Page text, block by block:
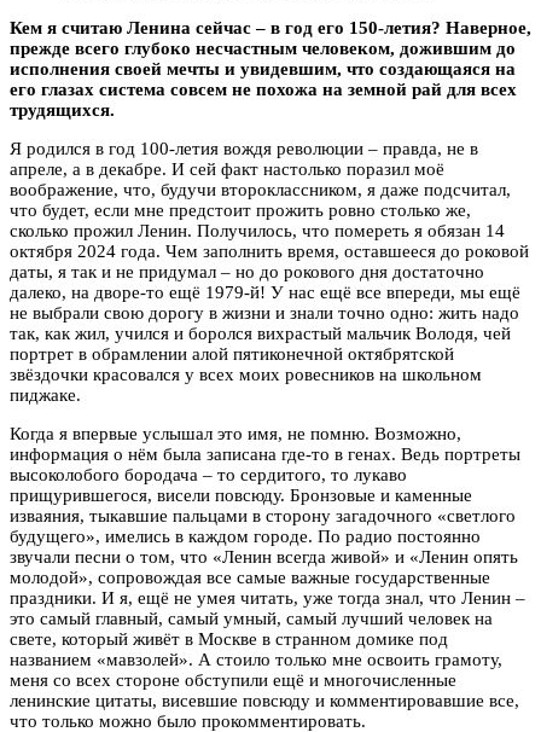
Кем я считаю Ленина сейчас – в год его 150-летия? Наверное,
прежде всего глубоко несчастным человеком, дожившим до
исполнения своей мечты и увидевшим, что создающаяся на
его глазах система совсем не похожа на земной рай для всех
трудящихся.
Я родился в год 100-летия вождя революции – правда, не в
апреле, а в декабре. И сей факт настолько поразил моё
воображение, что, будучи второклассником, я даже подсчитал,
что будет, если мне предстоит прожить ровно столько же,
сколько прожил Ленин. Получилось, что помереть я обязан 14
октября 2024 года. Чем заполнить время, оставшееся до роковой
даты, я так и не придумал – но до рокового дня достаточно
далеко, на дворе-то ещё 1979-й! У нас ещё все впереди, мы ещё
не выбрали свою дорогу в жизни и знали точно одно: жить надо
так, как жил, учился и боролся вихрастый мальчик Володя, чей
портрет в обрамлении алой пятиконечной октябрятской
звёздочки красовался у всех моих ровесников на школьном
пиджаке.
Когда я впервые услышал это имя, не помню. Возможно,
информация о нём была записана где-то в генах. Ведь портреты
высоколобого бородача – то сердитого, то лукаво
прищурившегося, висели повсюду. Бронзовые и каменные
изваяния, тыкавшие пальцами в сторону загадочного «светлого
будущего», имелись в каждом городе. По радио постоянно
звучали песни о том, что «Ленин всегда живой» и «Ленин опять
молодой», сопровождая все самые важные государственные
праздники. И я, ещё не умея читать, уже тогда знал, что Ленин –
это самый главный, самый умный, самый лучший человек на
свете, который живёт в Москве в странном домике под
названием «мавзолей». А стоило только мне освоить грамоту,
меня со всех стороне обступили ещё и многочисленные
ленинские цитаты, висевшие повсюду и комментировавшие все,
что только можно было прокомментировать.